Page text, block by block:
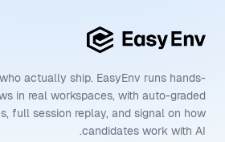
actually ship. EasyEnv runs hands-
in real workspaces, with auto-graded
full session replay, and signal on how
candidates work with AI.